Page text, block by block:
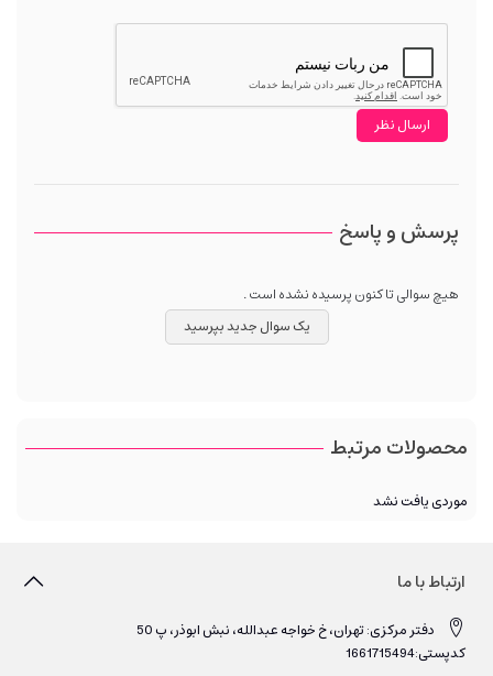
پرسش و پاسخ
هیچ سوالی تا کنون پرسیده نشده است .
یک سوال جدید بپرسید
محصولات مرتبط
موردی یافت نشد
ارتباط با ما
دفتر مرکزی: تهران، خ خواجه عبدالله، نبش ابوذر، پ 50
کدپستی:1661715494